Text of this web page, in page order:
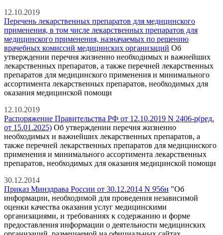
12.10.2019
Перечень лекарственных препаратов для медицинского
применения, в том числе лекарственных препаратов для
медицинского применения, назначаемых по решению
врачебных комиссий медицинских организаций Об
утверждении перечня жизненно необходимых и важнейших
лекарственных препаратов, а также перечней лекарственных
препаратов для медицинского применения и минимального
ассортимента лекарственных препаратов, необходимых для
оказания медицинской помощи
12.10.2019
Распоряжение Правительства РФ от 12.10.2019 N 2406-р(ред.
от 15.01.2025) Об утверждении перечня жизненно
необходимых и важнейших лекарственных препаратов, а
также перечней лекарственных препаратов для медицинского
применения и минимального ассортимента лекарственных
препаратов, необходимых для оказания медицинской помощи
30.12.2014
Приказ Минздрава России от 30.12.2014 N 956н "Об
информации, необходимой для проведения независимой
оценки качества оказания услуг медицинскими
организациями, и требованиях к содержанию и форме
предоставления информации о деятельности медицинских